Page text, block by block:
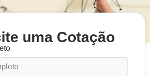
uma Cotação